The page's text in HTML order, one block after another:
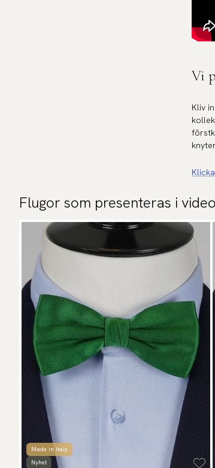
Vi
Kliv
Flugor som presenteras i
Made in Italy
Nyhet